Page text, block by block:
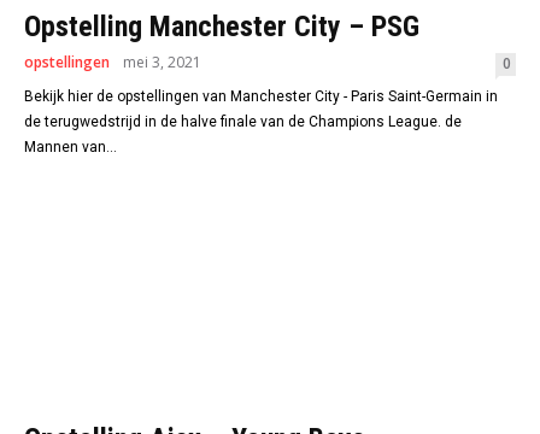
Opstelling Manchester City – PSG
opstellingen mei 3, 2021 0
Bekijk hier de opstellingen van Manchester City - Paris Saint-Germain in
de terugwedstrijd in de halve finale van de Champions League. de
Mannen van...